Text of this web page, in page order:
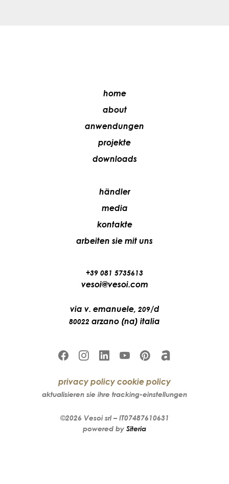
home
about
anwendungen
projekte
downloads
händler
media
kontakte
arbeiten sie mit uns
+39 081 5735613
vesoi@vesoi.com
via v. emanuele, 209/d
80022 arzano (na) italia
privacy policy cookie policy
aktualisieren sie ihre tracking-einstellungen
©2026 Vesoisrl – IT07487610631
powered by Siteria